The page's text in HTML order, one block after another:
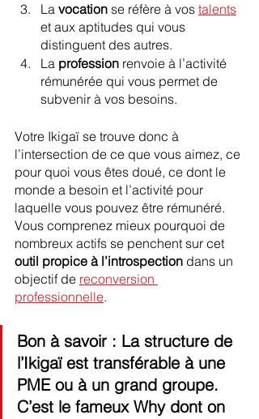
La vocation se réfère à vos talents
et aux aptitudes qui vous
distinguent des autres.
La profession renvoie à l’activité
rémunérée qui vous permet de
subvenir à vos besoins.
Votre Ikigaï se trouve donc à
l’intersection de ce que vous aimez, ce
pour quoi vous êtes doué, ce dont le
monde a besoin et l’activité pour
laquelle vous pouvez être rémunéré.
Vous comprenez mieux pourquoi de
nombreux actifs se penchent sur cet
outil propice à l’introspection dans un
objectif de reconversion
professionnelle.
Bon à savoir : La structure de
l’Ikigaï est transférable à une
PME ou à un grand groupe.
C’est le fameux Why dont on